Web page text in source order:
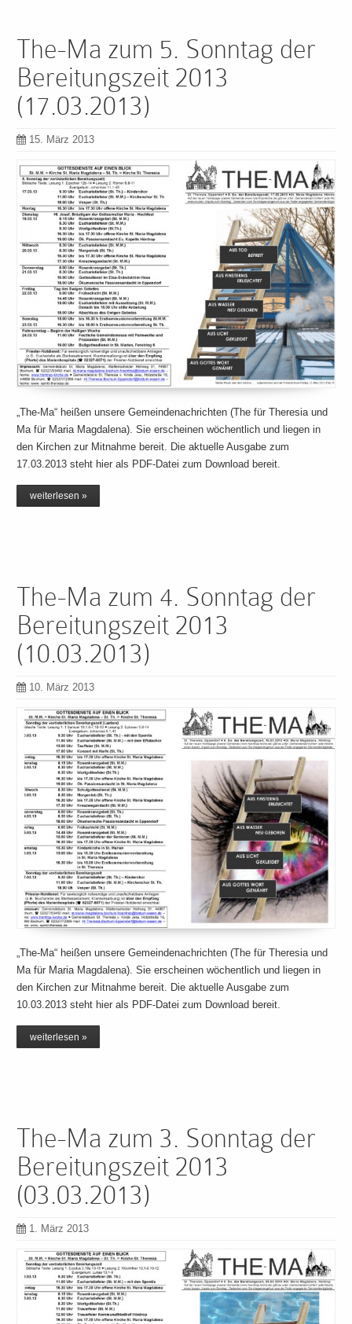
The-Ma zum 5. Sonntag der
Bereitungszeit 2013
(17.03.2013)
15. März 2013
„The-Ma“ heißen unsere Gemeindenachrichten (The für Theresia und
Ma für Maria Magdalena). Sie erscheinen wöchentlich und liegen in
den Kirchen zur Mitnahme bereit. Die aktuelle Ausgabe zum
17.03.2013 steht hier als PDF-Datei zum Download bereit.
weiterlesen »
The-Ma zum 4. Sonntag der
Bereitungszeit 2013
(10.03.2013)
10. März 2013
„The-Ma“ heißen unsere Gemeindenachrichten (The für Theresia und
Ma für Maria Magdalena). Sie erscheinen wöchentlich und liegen in
den Kirchen zur Mitnahme bereit. Die aktuelle Ausgabe zum
10.03.2013 steht hier als PDF-Datei zum Download bereit.
weiterlesen »
The-Ma zum 3. Sonntag der
Bereitungszeit 2013
(03.03.2013)
1. März 2013